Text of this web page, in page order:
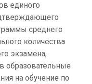
единого
среднего
количества
экзамена,
образовательные
на обучение по